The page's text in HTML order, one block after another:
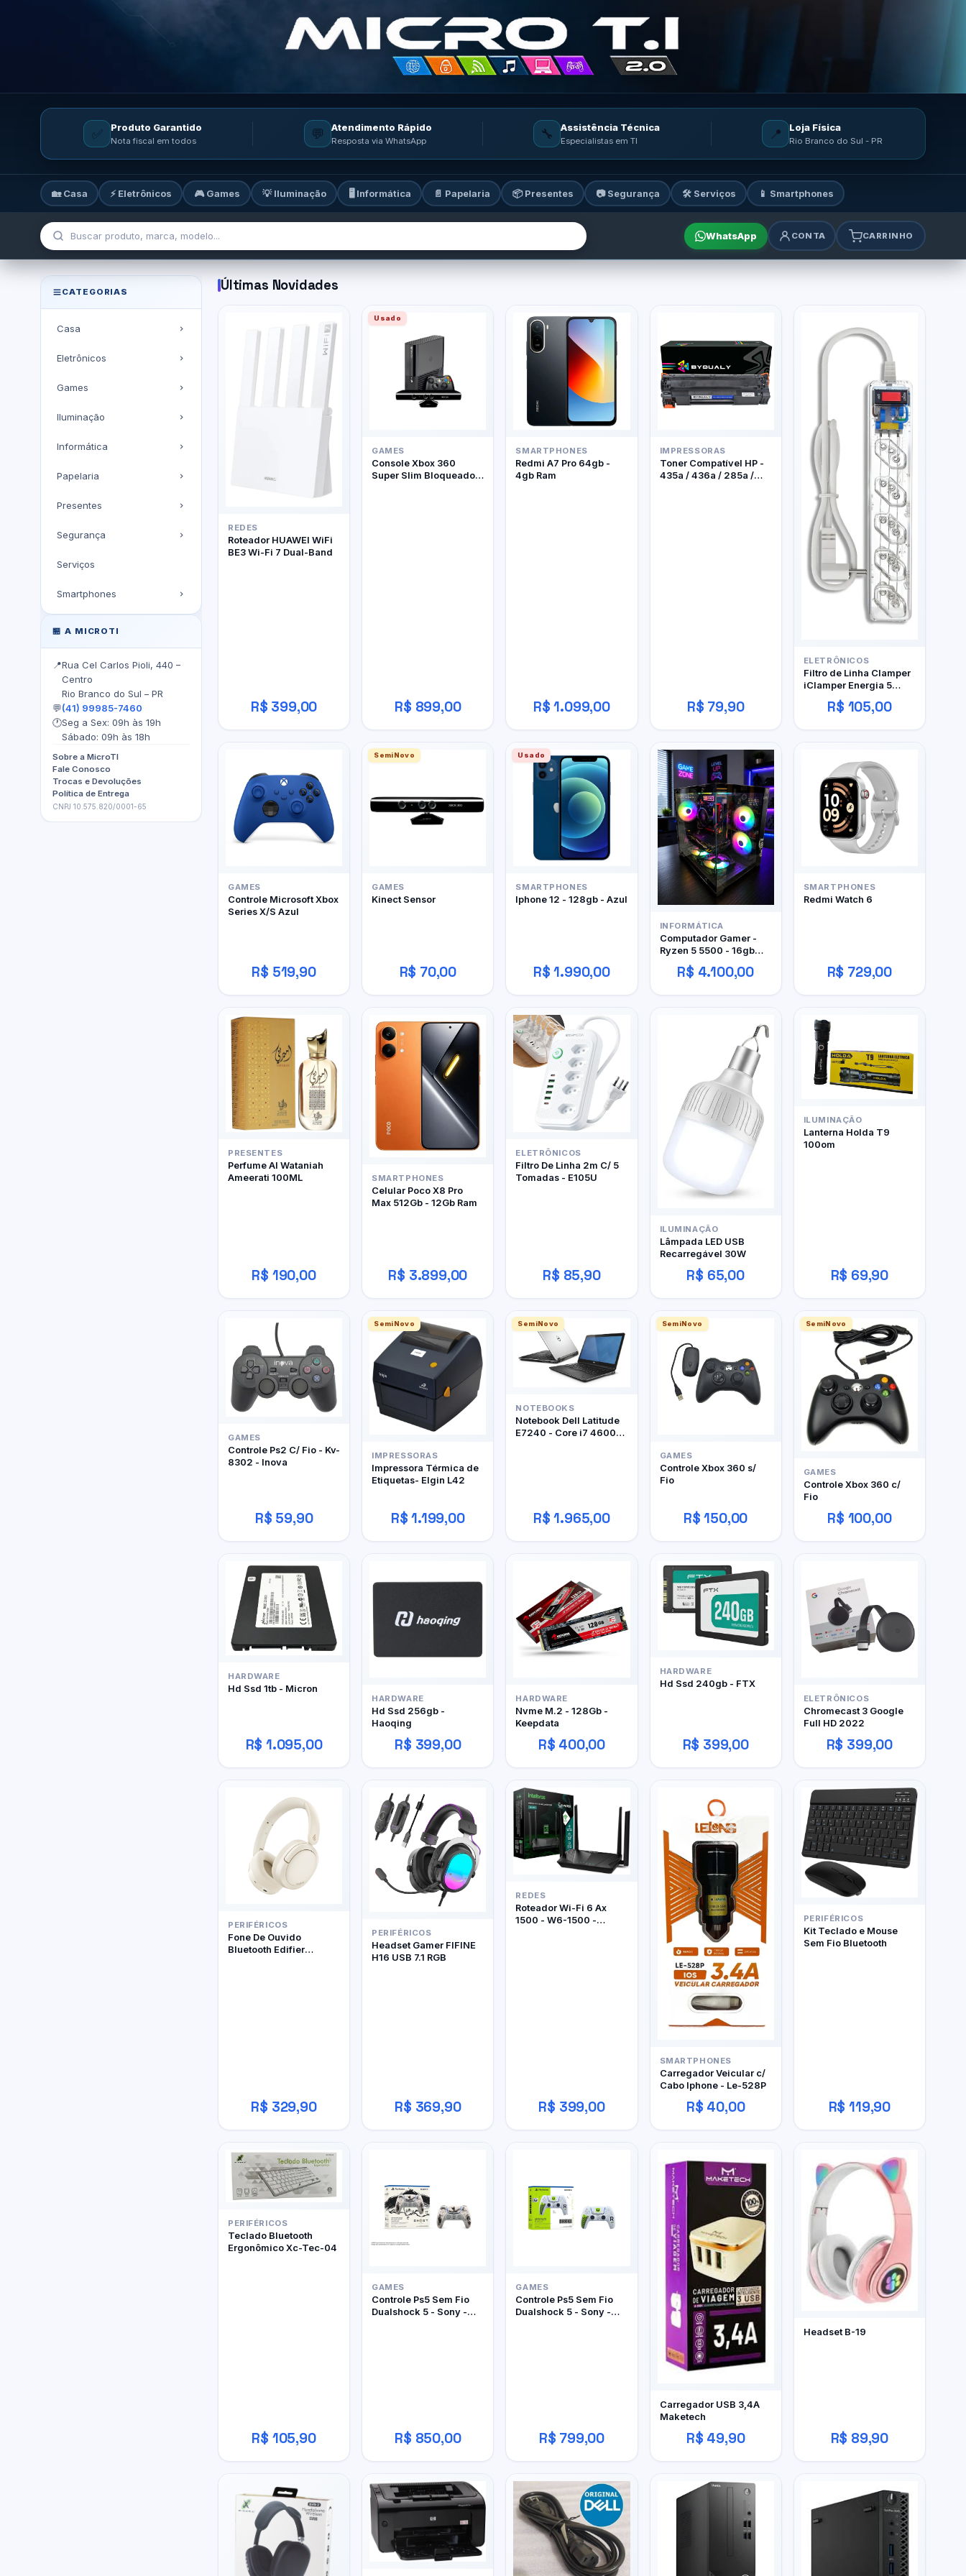
✅ Produto Garantido
Nota fiscal em todos 💬 Atendimento Rápido
Resposta via WhatsApp 🔧 Assistência Técnica
Especialistas em TI 📍 Loja Física
Rio Branco do Sul - PR
🏡 Casa ⚡ Eletrônicos 🎮 Games 💡 Iluminação 🖥️ Informática 📄 Papelaria 📦 Presentes 📷 Segurança 🛠️ Serviços 📱 Smartphones
WhatsApp CONTA CARRINHO
MicroTi — Sua loja de tecnologia: informática, celulares, games e acessórios
CATEGORIAS
Casa
Eletrônicos
Games
Iluminação
Informática
Papelaria
Presentes
Segurança
Serviços
Smartphones
🏪 A MICROTI
📍Rua Cel Carlos Pioli, 440 –
Centro
Rio Branco do Sul – PR
💬(41) 99985-7460
🕐Seg a Sex: 09h às 19h
Sábado: 09h às 18h
Sobre a MicroTI
Fale Conosco
Trocas e Devoluções
Política de Entrega
CNPJ 10.575.820/0001-65
Últimas Novidades
REDES
Roteador HUAWEI WiFi
BE3 Wi-Fi 7 Dual-Band
R$ 399,00
Usado
GAMES
Console Xbox 360
Super Slim Bloqueado +
R$ 899,00
SMARTPHONES
Redmi A7 Pro 64gb -
4gb Ram
R$ 1.099,00
IMPRESSORAS
Toner Compatível HP -
435a / 436a / 285a /
R$ 79,90
ELETRÔNICOS
Filtro de Linha Clamper
iClamper Energia 5
Tomadas
R$ 105,00
GAMES
Controle Microsoft Xbox
Series X/S Azul
R$ 519,90
SemiNovo
GAMES
Kinect Sensor
R$ 70,00
Usado
SMARTPHONES
Iphone 12 - 128gb - Azul
R$ 1.990,00
INFORMÁTICA
Computador Gamer -
Ryzen 5 5500 - 16gb
DDR4 - 480GB SSD - RX
480 4gb
R$ 4.100,00
SMARTPHONES
Redmi Watch 6
R$ 729,00
PRESENTES
Perfume Al Wataniah
Ameerati 100ML
R$ 190,00
SMARTPHONES
Celular Poco X8 Pro
Max 512Gb - 12Gb Ram
R$ 3.899,00
ELETRÔNICOS
Filtro De Linha 2m C/ 5
Tomadas - E105U
R$ 85,90
ILUMINAÇÃO
Lâmpada LED USB
Recarregável 30W
R$ 65,00
ILUMINAÇÃO
Lanterna Holda T9
100om
R$ 69,90
GAMES
Controle Ps2 C/ Fio - Kv-
8302 - Inova
R$ 59,90
SemiNovo
IMPRESSORAS
Impressora Térmica de
Etiquetas- Elgin L42
R$ 1.199,00
SemiNovo
NOTEBOOKS
Notebook Dell Latitude
E7240 - Core i7 4600U
R$ 1.965,00
SemiNovo
GAMES
Controle Xbox 360 s/
Fio
R$ 150,00
SemiNovo
GAMES
Controle Xbox 360 c/
Fio
R$ 100,00
HARDWARE
Hd Ssd 1tb - Micron
R$ 1.095,00
HARDWARE
Hd Ssd 256gb -
Haoqing
R$ 399,00
HARDWARE
Nvme M.2 - 128Gb -
Keepdata
R$ 400,00
HARDWARE
Hd Ssd 240gb - FTX
R$ 399,00
ELETRÔNICOS
Chromecast 3 Google
Full HD 2022
R$ 399,00
PERIFÉRICOS
Fone De Ouvido
Bluetooth Edifier
R$ 329,90
PERIFÉRICOS
Headset Gamer FIFINE
H16 USB 7.1 RGB
R$ 369,90
REDES
Roteador Wi-Fi 6 Ax
1500 - W6-1500 -
R$ 399,00
SMARTPHONES
Carregador Veicular c/
Cabo Iphone - Le-528P
R$ 40,00
PERIFÉRICOS
Kit Teclado e Mouse
Sem Fio Bluetooth
R$ 119,90
PERIFÉRICOS
Teclado Bluetooth
Ergonômico Xc-Tec-04
R$ 105,90
GAMES
Controle Ps5 Sem Fio
Dualshock 5 - Sony -
R$ 850,00
GAMES
Controle Ps5 Sem Fio
Dualshock 5 - Sony -
R$ 799,00
Carregador USB 3,4A
Maketech
R$ 49,90
Headset B-19
R$ 89,90